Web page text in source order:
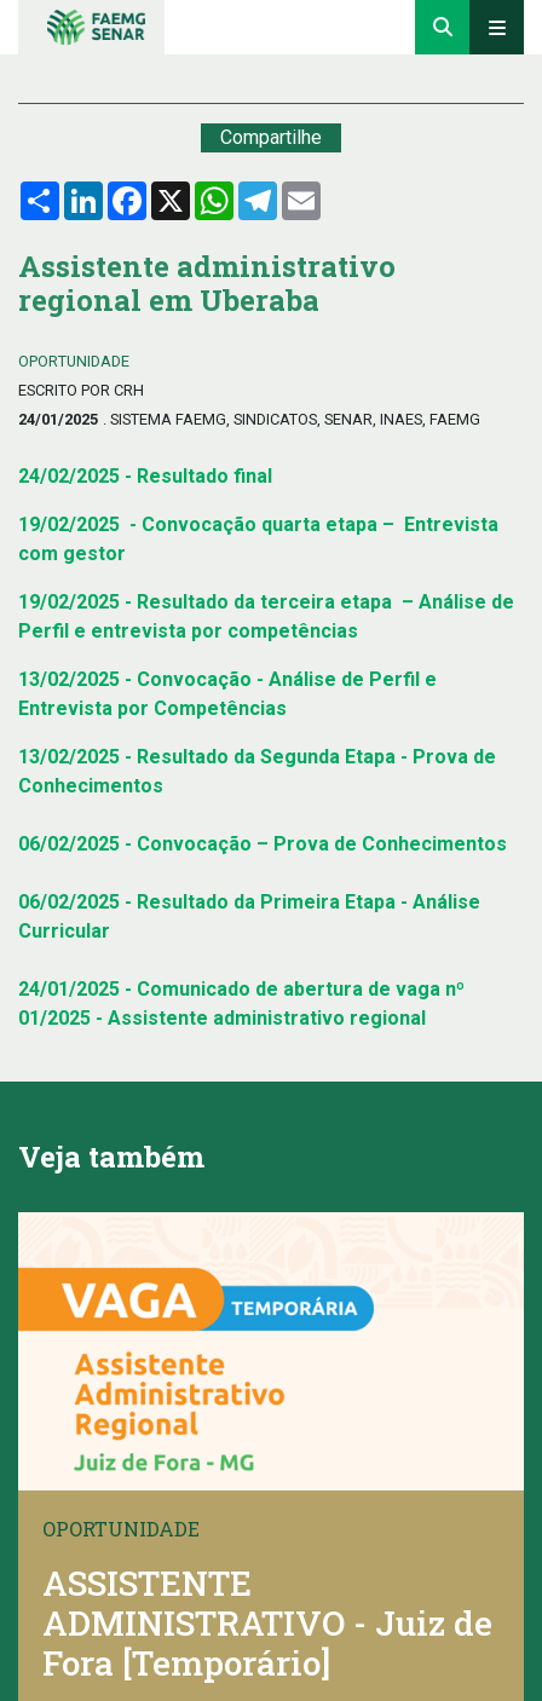
Compartilhe
Compartilhar
LinkedInFacebook
X WhatsApp
Telegram
Assistente administrativo
regional em Uberaba
OPORTUNIDADE
ESCRITO POR CRH
24/01/2025 . SISTEMA FAEMG, SINDICATOS, SENAR, INAES, FAEMG
24/02/2025 - Resultado final
19/02/2025 - Convocação quarta etapa – Entrevista
com gestor
19/02/2025 - Resultado da terceira etapa – Análise de
Perfil e entrevista por competências
13/02/2025 - Convocação - Análise de Perfil e
Entrevista por Competências
13/02/2025 - Resultado da Segunda Etapa - Prova de
Conhecimentos
06/02/2025 - Convocação – Prova de Conhecimentos
06/02/2025 - Resultado da Primeira Etapa - Análise
Curricular
24/01/2025 - Comunicado de abertura de vaga nº
01/2025 - Assistente administrativo regional
Veja também
OPORTUNIDADE
ASSISTENTE
ADMINISTRATIVO - Juiz de
Fora [Temporário]